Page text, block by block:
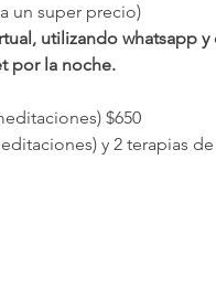
un super precio)
utilizando whatsapp
por la noche.
$650
y 2 terapias